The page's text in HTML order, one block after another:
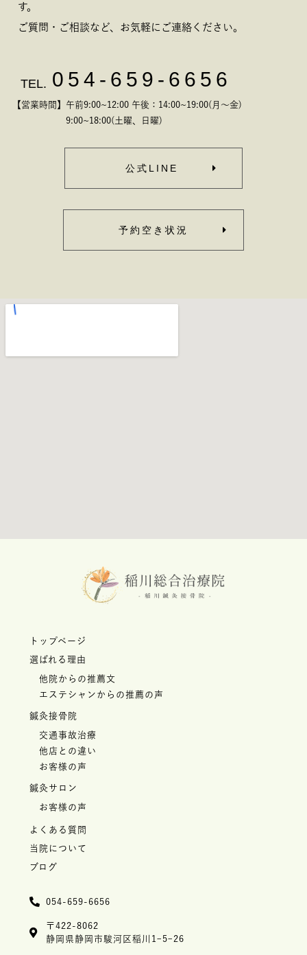
す。
ご質問・ご相談など、お気軽にご連絡ください。
TEL. 054-659-6656
【営業時間】午前9:00~12:00 午後：14:00~19:00(月～金)
9:00~18:00(土曜、日曜)
公式LINE
予約空き状況
トップページ
選ばれる理由
他院からの推薦文
エステシャンからの推薦の声
鍼灸接骨院
交通事故治療
他店との違い
お客様の声
鍼灸サロン
お客様の声
よくある質問
当院について
ブログ
054-659-6656
〒422-8062
静岡県静岡市駿河区稲川1ｰ5ｰ26